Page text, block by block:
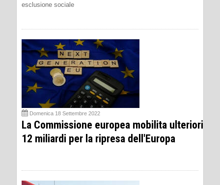
esclusione sociale
Domenica 18 Settembre 2022
La Commissione europea mobilita ulteriori
12 miliardi per la ripresa dell'Europa